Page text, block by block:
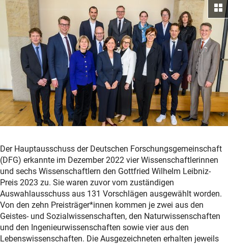
Der Hauptausschuss der Deutschen Forschungsgemeinschaft
(DFG) erkannte im Dezember 2022 vier Wissenschaftlerinnen
und sechs Wissenschaftlern den Gottfried Wilhelm Leibniz-
Preis 2023 zu. Sie waren zuvor vom zuständigen
Auswahlausschuss aus 131 Vorschlägen ausgewählt worden.
Von den zehn Preisträger*innen kommen je zwei aus den
Geistes- und Sozialwissenschaften, den Naturwissenschaften
und den Ingenieurwissenschaften sowie vier aus den
Lebenswissenschaften. Die Ausgezeichneten erhalten jeweils